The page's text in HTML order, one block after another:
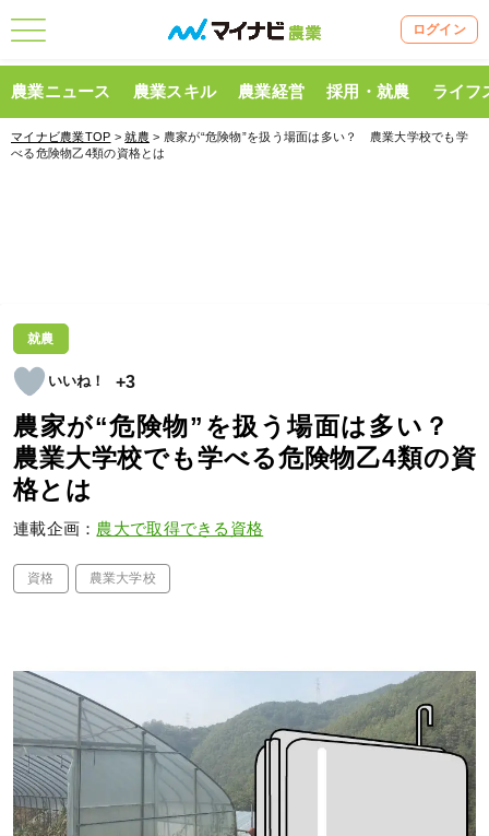
ログイン
農業ニュース 農業スキル 農業経営 採用・就農 ライフ
マイナビ農業TOP >就農 > 農家が“危険物”を扱う場面は多い？ 農業大学校でも学
べる危険物乙4類の資格とは
就農
+3
農家が“危険物”を扱う場面は多い？
農業大学校でも学べる危険物乙4類の資
格とは
連載企画： 農大で取得できる資格
資格 農業大学校